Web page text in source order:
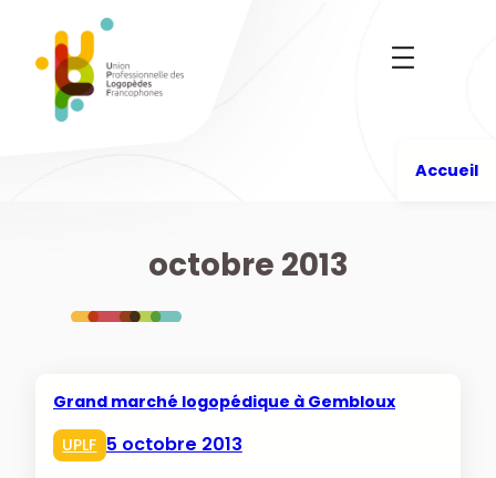
contenu
Accueil
octobre 2013
Grand marché logopédique à Gembloux
UPLF 5 octobre 2013